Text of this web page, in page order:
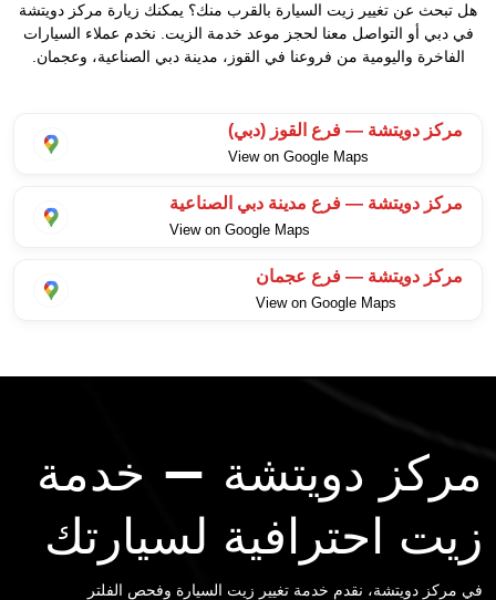
هل تبحث عن تغيير زيت السيارة بالقرب منك؟ يمكنك زيارة مركز دويتشة
في دبي أو التواصل معنا لحجز موعد خدمة الزيت. نخدم عملاء السيارات
الفاخرة واليومية من فروعنا في القوز، مدينة دبي الصناعية، وعجمان.
مركز دويتشة — فرع القوز (دبي)
View on Google Maps
مركز دويتشة — فرع مدينة دبي الصناعية
View on Google Maps
مركز دويتشة — فرع عجمان
View on Google Maps
مركز دويتشة — خدمة
زيت احترافية لسيارتك
في مركز دويتشة، نقدم خدمة تغيير زيت السيارة وفحص الفلتر